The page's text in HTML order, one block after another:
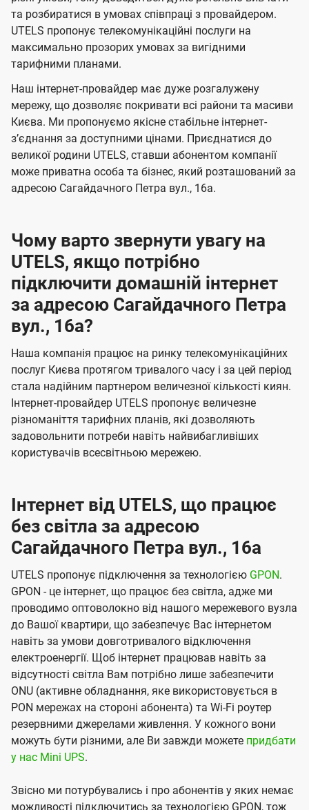
і
ї
U
t
e
l
s
б
а
ч
е
н
н
я
м
б
а
ч
н
н
я
м
та розбиратися в умовах співпраці з провайдером.
UTELS пропонує телекомунікаційні послуги на
максимально прозорих умовах за вигідними
тарифними планами.
Наш інтернет-провайдер має дуже розгалужену
мережу, що дозволяє покривати всі райони та масиви
Києва. Ми пропонуємо якісне стабільне інтернет-
зʼєднання за доступними цінами. Приєднатися до
великої родини UTELS, ставши абонентом компанії
може приватна особа та бізнес, який розташований за
адресою Сагайдачного Петра вул., 16а.
Чому варто звернути увагу на
UTELS, якщо потрібно
підключити домашній інтернет
за адресою Сагайдачного Петра
вул., 16а?
Наша компанія працює на ринку телекомунікаційних
послуг Києва протягом тривалого часу і за цей період
стала надійним партнером величезної кількості киян.
Інтернет-провайдер UTELS пропонує величезне
різноманіття тарифних планів, які дозволяють
задовольнити потреби навіть найвибагливіших
користувачів всесвітньою мережею.
Інтернет від UTELS, що працює
без світла за адресою
Сагайдачного Петра вул., 16а
UTELS пропонує підключення за технологією GPON.
GPON - це інтернет, що працює без світла, адже ми
проводимо оптоволокно від нашого мережевого вузла
до Вашої квартири, що забезпечує Вас інтернетом
навіть за умови довготривалого відключення
електроенергії. Щоб інтернет працював навіть за
відсутності світла Вам потрібно лише забезпечити
ONU (активне обладнання, яке використовується в
PON мережах на стороні абонента) та Wi-Fi роутер
резервними джерелами живлення. У кожного вони
можуть бути різними, але Ви завжди можете придбати
у нас Mini UPS.
Звісно ми потурбувались і про абонентів у яких немає
можливості підключитись за технологією GPON, тож